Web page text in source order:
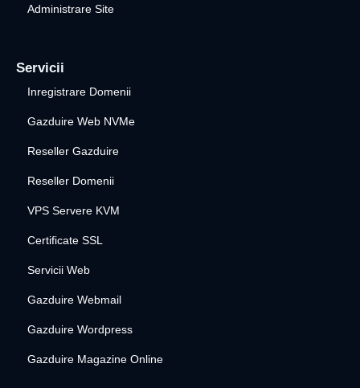
Administrare Site
Servicii
Inregistrare Domenii
Gazduire Web NVMe
Reseller Gazduire
Reseller Domenii
VPS Servere KVM
Certificate SSL
Servicii Web
Gazduire Webmail
Gazduire Wordpress
Gazduire Magazine Online